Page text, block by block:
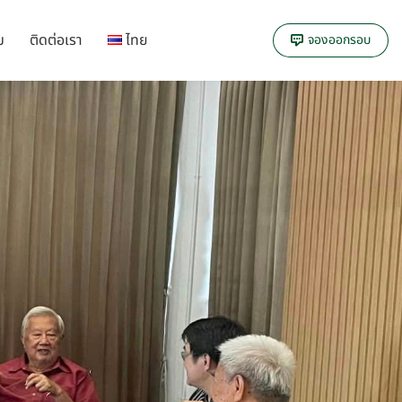
ติดต่อเรา ไทย จองออกรอบ